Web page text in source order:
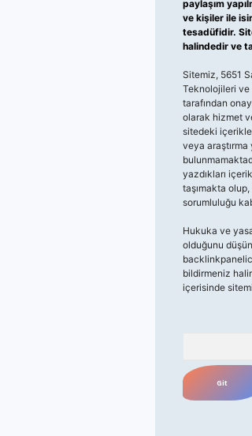
paylaşım
ve kişiler ile
tesadüfidir.
halindedir ve
Sitemiz, 5651
Teknolojileri ve
tarafından
olarak hizmet
sitedeki
veya
yazdıkları
taşımakta
sorumluluğu
Hukuka ve
olduğunu
bildirmeniz
içerisinde